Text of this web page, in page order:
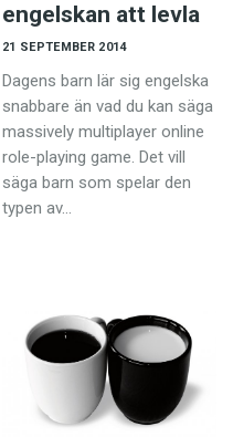
engelskan att levla
21 SEPTEMBER 2014
Dagens barn lär sig engelska
snabbare än vad du kan säga
massively multiplayer online
role-playing game. Det vill
säga barn som spelar den
typen av…